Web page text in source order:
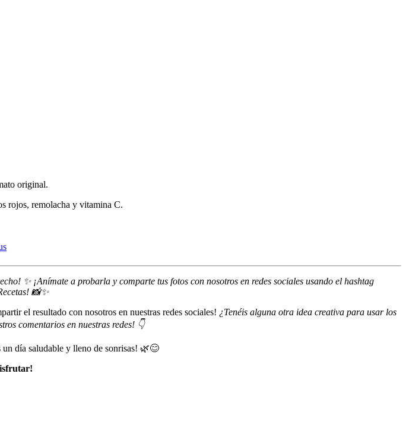
original.
rojos, remolacha y vitamina C.
✨ ¡Anímate a probarla y comparte tus fotos con nosotros en redes sociales usando el hashtag
📸✨
el resultado con nosotros en nuestras redes sociales! ¿Tenéis alguna otra idea creativa para usar los
comentarios en nuestras redes! 👇
un día saludable y lleno de sonrisas! 🌿😊